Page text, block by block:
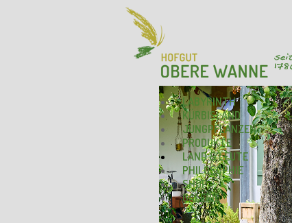
LABYRINTH
KÜRBISLAND
JUNGPFLANZEN
PRODUKTE
LAND & LEUTE
PHILOSOPHIE
SHOP
GALERIE